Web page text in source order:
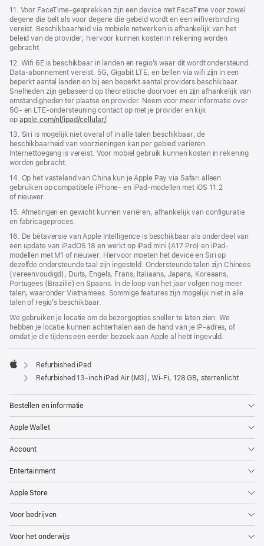
11. Voor FaceTime-gesprekken zijn een device met FaceTime voor zowel
degene die belt als voor degene die gebeld wordt en een wifi­­verbinding
vereist. Beschikbaarheid via mobiele netwerken is afhankelijk van het
beleid van de provider; hiervoor kunnen kosten in rekening worden
gebracht.
12. Wifi 6E is beschikbaar in landen en regio’s waar dit wordt ondersteund.
Data-abonnement vereist. 5G, Gigabit LTE, en bellen via wifi zijn in een
beperkt aantal landen en bij een beperkt aantal providers beschikbaar.
Snelheden zijn gebaseerd op theoretische doorvoer en zijn afhankelijk van
omstandigheden ter plaatse en provider. Neem voor meer informatie over
5G- en LTE‑ondersteuning contact op met je provider en kijk
op apple.com/nl/ipad/cellular/.
13. Siri is mogelijk niet overal of in alle talen beschikbaar; de
beschikbaarheid van voorzieningen kan per gebied variëren.
Internettoegang is vereist. Voor mobiel gebruik kunnen kosten in rekening
worden gebracht.
14. Op het vasteland van China kun je Apple Pay via Safari alleen
gebruiken op compatibele iPhone‑ en iPad-modellen met iOS 11.2
of nieuwer.
15. Afmetingen en gewicht kunnen variëren, afhankelijk van configuratie
en fabricageproces.
16. De bètaversie van Apple Intelligence is beschikbaar als onderdeel van
een update van iPadOS 18 en werkt op iPad mini (A17 Pro) en iPad-
modellen met M1 of nieuwer. Hiervoor moeten het device en Siri op
dezelfde ondersteunde taal zijn ingesteld. Ondersteunde talen zijn Chinees
(vereenvoudigd), Duits, Engels, Frans, Italiaans, Japans, Koreaans,
Portugees (Brazilië) en Spaans. In de loop van het jaar volgen nog meer
talen, waaronder Vietnamees. Sommige features zijn mogelijk niet in alle
talen of regio’s beschikbaar.
We gebruiken je locatie om de bezorgopties sneller te laten zien. We
hebben je locatie kunnen achterhalen aan de hand van je IP-adres, of
omdat je die tijdens een eerder bezoek aan Apple al hebt ingevuld.
Apple
Refurbished iPad
Refurbished 13‑inch iPad Air (M3), Wi-Fi, 128 GB, sterrenlicht
Bestellen en informatie
Apple Wallet
Account
Entertainment
Apple Store
Voor bedrijven
Voor het onderwijs